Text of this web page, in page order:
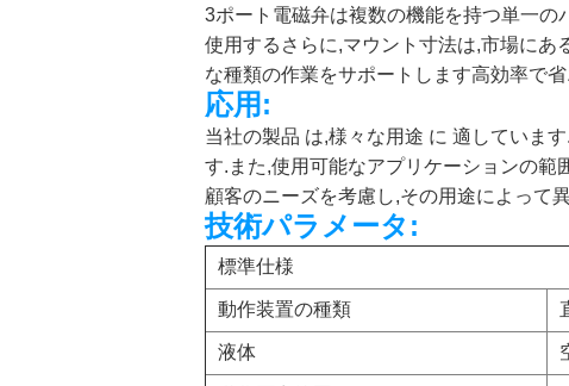
3ポート電磁弁は複数の機能を持つ単一
使用するさらに,マウント寸法は,市場にあ
な種類の作業をサポートします高効率で
応用:
当社の製品 は,様々な用途 に 適していま
す.また,使用可能なアプリケーションの範
顧客のニーズを考慮し,その用途によって
技術パラメータ:
標準仕様
動作装置の種類
液体